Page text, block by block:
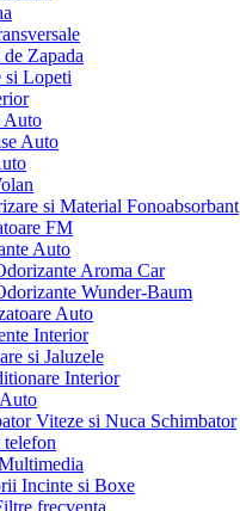
Zapada
si Lopeti
Auto
Auto
si Material Fonoabsorbant
FM
Auto
Aroma Car
Wunder-Baum
Auto
Interior
si Jaluzele
Interior
Viteze si Nuca Schimbator
telefon
Incinte si Boxe
frecventa